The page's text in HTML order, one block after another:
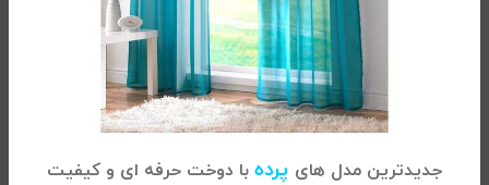
جدیدترین مدل های پرده با دوخت حرفه ای و کیفیت
لحاف و روبالشی دونفره اکسیر